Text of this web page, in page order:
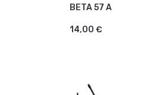
BETA 57 A
14,00 €